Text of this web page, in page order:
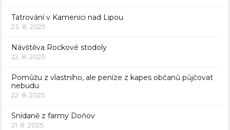
Tatrování v Kamenici nad Lipou
23. 8. 2025
Návštěva Rockové stodoly
22. 8. 2025
Pomůžu z vlastního, ale peníze z kapes občanů půjčovat
nebudu
22. 8. 2025
Snídaně z farmy Doňov
21. 8. 2025